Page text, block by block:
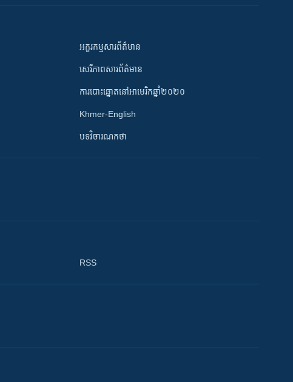
អក្ខរកម្មសារព័ត៌មាន
សេរីភាពសារព័ត៌មាន
ការបោះឆ្នោតនៅអាមេរិកឆ្នាំ២០២០
Khmer-English
បទវិចារណកថា
RSS